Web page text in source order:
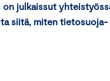
on julkaissut
siitä, miten tietosuoja-